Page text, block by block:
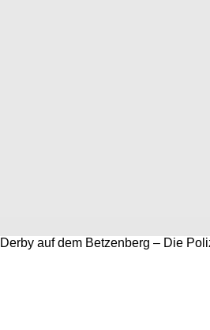
auf dem Betzenberg – Die